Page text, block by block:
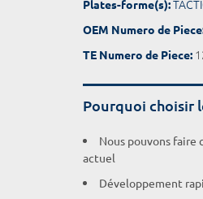
Plates-forme(s):
OEM Numero de
TE Numero de Piece:
Pourquoi choisir
Nous pouvons
actuel
Développement